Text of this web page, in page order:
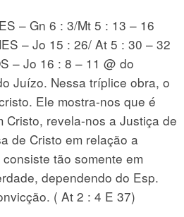
– Gn 6 : 3/Mt 5 : 13 – 16
– Jo 15 : 26/ At 5 : 30 – 32
– Jo 16 : 8 – 11 @ do
Juízo. Nessa tríplice obra, o
Ele mostra-nos que é
Cristo, revela-nos a Justiça de
de Cristo em relação a
tão somente em
dependendo do Esp.
( At 2 : 4 E 37)